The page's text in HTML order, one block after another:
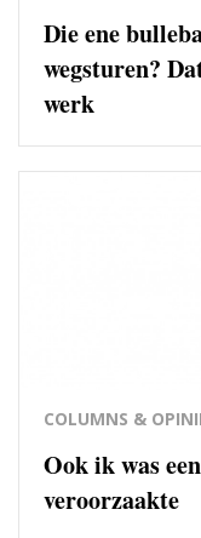
Die ene
wegsturen?
werk
COLUMNS &
Ook ik was
veroorzaakte